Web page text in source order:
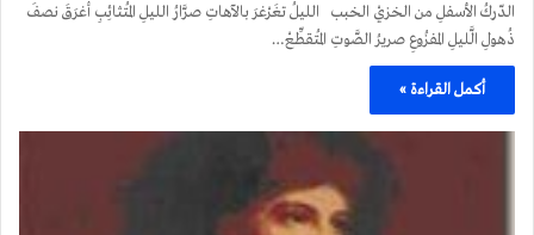
الدّركُ الأسفلِ من الخزيْ الخبب الليلُ تغَرْغرَ بالآهاتِ صرَّارُ الليلِ المُتثائِبِ أغرَقَ نصفَ
ذُهولِ الَّليلِ المفزُوعِ صريرُ الصَّوتِ المُتقطِّعْ…
أكمل القراءة »